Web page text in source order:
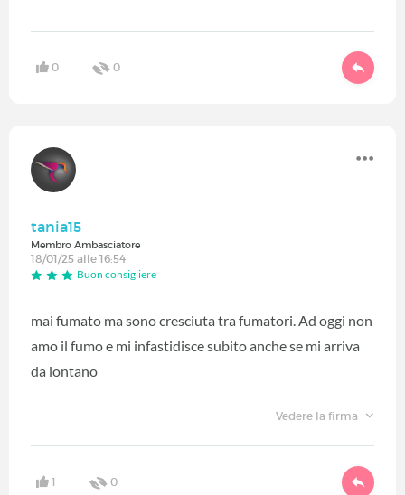
0 0
tania15
Membro Ambasciatore
18/01/25 alle 16:54
Buon consigliere
mai fumato ma sono cresciuta tra fumatori. Ad oggi non
amo il fumo e mi infastidisce subito anche se mi arriva
da lontano
Vedere la firma
1 0